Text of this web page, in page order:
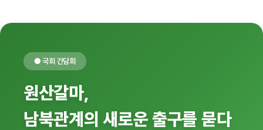
● 국회 간담회
원산갈마,
남북관계의 새로운 출구를 묻다